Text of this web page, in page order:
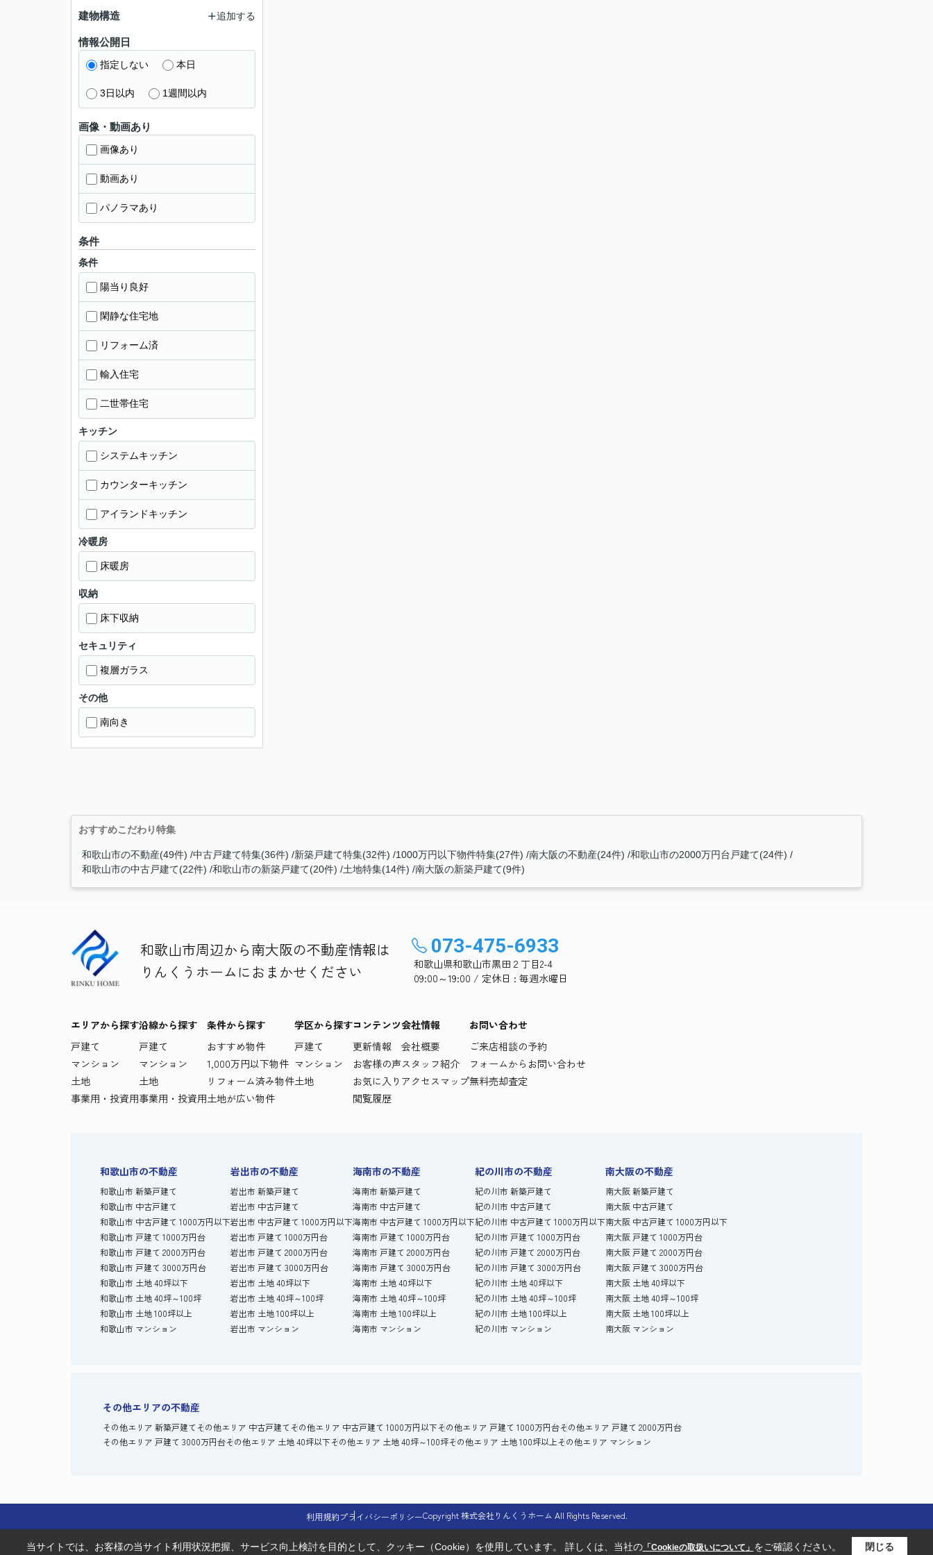
建物構造 追加する
情報公開日
指定しない 本日
3日以内 1週間以内
画像・動画あり
画像あり
動画あり
パノラマあり
条件
条件
陽当り良好
閑静な住宅地
リフォーム済
輸入住宅
二世帯住宅
キッチン
システムキッチン
カウンターキッチン
アイランドキッチン
冷暖房
床暖房
収納
床下収納
セキュリティ
複層ガラス
その他
南向き
おすすめこだわり特集
和歌山市の不動産(49件) 中古戸建て特集(36件) 新築戸建て特集(32件) 1000万円以下物件特集(27件) 南大阪の不動産(24件) 和歌山市の2000万円台戸建て(24件)
和歌山市の中古戸建て(22件) 和歌山市の新築戸建て(20件) 土地特集(14件) 南大阪の新築戸建て(9件)
和歌山市周辺から南大阪の不動産情報は
りんくうホームにおまかせください
073-475-6933
和歌山県和歌山市黒田２丁目2-4
09:00～19:00 / 定休日 : 毎週水曜日
エリアから探す
戸建て
マンション
土地
事業用・投資用
沿線から探す
戸建て
マンション
土地
事業用・投資用
条件から探す
おすすめ物件
1,000万円以下物件
リフォーム済み物件
土地が広い物件
学区から探す
戸建て
マンション
土地
コンテンツ
更新情報
お客様の声
お気に入り
閲覧履歴
会社情報
会社概要
スタッフ紹介
アクセスマップ
お問い合わせ
ご来店相談の予約
フォームからお問い合わせ
無料売却査定
和歌山市の不動産
和歌山市 新築戸建て
和歌山市 中古戸建て
和歌山市 中古戸建て 1000万円以下
和歌山市 戸建て 1000万円台
和歌山市 戸建て 2000万円台
和歌山市 戸建て 3000万円台
和歌山市 土地 40坪以下
和歌山市 土地 40坪～100坪
和歌山市 土地 100坪以上
和歌山市 マンション
岩出市の不動産
岩出市 新築戸建て
岩出市 中古戸建て
岩出市 中古戸建て 1000万円以下
岩出市 戸建て 1000万円台
岩出市 戸建て 2000万円台
岩出市 戸建て 3000万円台
岩出市 土地 40坪以下
岩出市 土地 40坪～100坪
岩出市 土地 100坪以上
岩出市 マンション
海南市の不動産
海南市 新築戸建て
海南市 中古戸建て
海南市 中古戸建て 1000万円以下
海南市 戸建て 1000万円台
海南市 戸建て 2000万円台
海南市 戸建て 3000万円台
海南市 土地 40坪以下
海南市 土地 40坪～100坪
海南市 土地 100坪以上
海南市 マンション
紀の川市の不動産
紀の川市 新築戸建て
紀の川市 中古戸建て
紀の川市 中古戸建て 1000万円以下
紀の川市 戸建て 1000万円台
紀の川市 戸建て 2000万円台
紀の川市 戸建て 3000万円台
紀の川市 土地 40坪以下
紀の川市 土地 40坪～100坪
紀の川市 土地 100坪以上
紀の川市 マンション
南大阪の不動産
南大阪 新築戸建て
南大阪 中古戸建て
南大阪 中古戸建て 1000万円以下
南大阪 戸建て 1000万円台
南大阪 戸建て 2000万円台
南大阪 戸建て 3000万円台
南大阪 土地 40坪以下
南大阪 土地 40坪～100坪
南大阪 土地 100坪以上
南大阪 マンション
その他エリアの不動産
その他エリア 新築戸建てその他エリア 中古戸建てその他エリア 中古戸建て 1000万円以下その他エリア 戸建て 1000万円台その他エリア 戸建て 2000万円台
その他エリア 戸建て 3000万円台その他エリア 土地 40坪以下その他エリア 土地 40坪～100坪その他エリア 土地 100坪以上その他エリア マンション
利用規約プライバシーポリシーCopyright 株式会社りんくうホーム All Rights Reserved.
当サイトでは、お客様の当サイト利用状況把握、サービス向上検討を目的として、クッキー（Cookie）を使用しています。 詳しくは、当社の「Cookieの取扱いについて」 をご確認ください。 閉じる